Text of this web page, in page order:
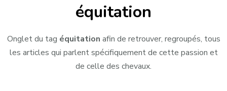
équitation
Onglet du tag équitation afin de retrouver, regroupés, tous
les articles qui parlent spécifiquement de cette passion et
de celle des chevaux.